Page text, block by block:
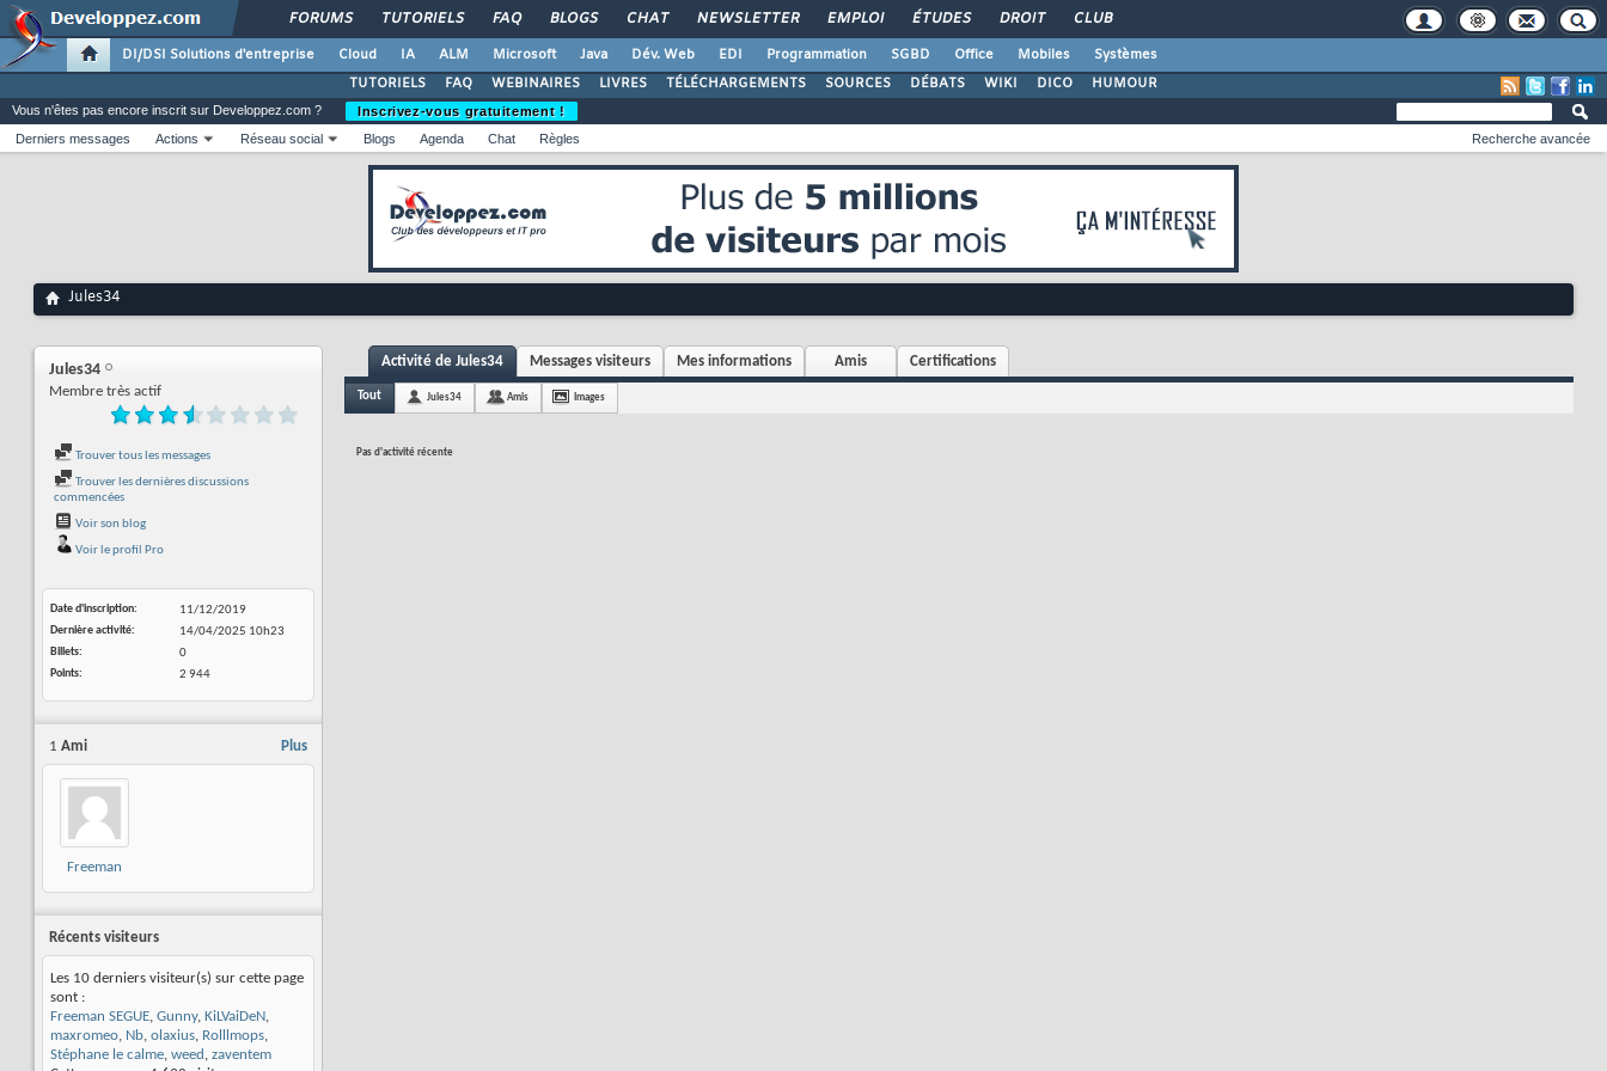
FORUMS TUTORIELS FAQ BLOGS CHAT NEWSLETTER EMPLOI ÉTUDES DROIT CLUB
DI/DSI Solutions d'entreprise Cloud IA ALM Microsoft Java Dév. Web EDI Programmation SGBD Office Mobiles
Systèmes
TUTORIELS
FAQ WEBINAIRES LIVRES TÉLÉCHARGEMENTS SOURCES DÉBATS WIKI DICO HUMOUR
Vous n'êtes pas encore inscrit sur Developpez.com ?
Inscrivez-vous gratuitement !
Derniers messages
Actions Réseau social Blogs Agenda Chat Règles Recherche avancée
Jules34
Jules34
Membre très actif
Trouver tous les messages
Trouver les dernières discussions
commencées
Voir son blog
Voir le profil Pro
Date d'inscription
11/12/2019
Dernière activité
14/04/2025 10h23
Billets
0
Points
2 944
Plus
1 Ami
Freeman
Récents visiteurs
Les 10 derniers visiteur(s) sur cette page
sont :
Freeman SEGUE, Gunny, KiLVaiDeN,
maxromeo, Nb, olaxius, Rolllmops,
Stéphane le calme, weed , zaventem
Activité de Jules34 Messages visiteurs Mes informations Amis Certifications
Tout Jules34 Amis Images
Pas d'activité récente